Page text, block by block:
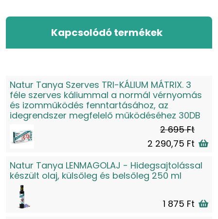
Kapcsolódó termékek
Natur Tanya Szerves TRI-KÁLIUM MÁTRIX. 3
féle szerves káliummal a normál vérnyomás
és izomműködés fenntartásához, az
idegrendszer megfelelő működéséhez 30DB
2 695 Ft
2 290,75 Ft
Natur Tanya LENMAGOLAJ - Hidegsajtolással
készült olaj, külsőleg és belsőleg 250 ml
1 875 Ft